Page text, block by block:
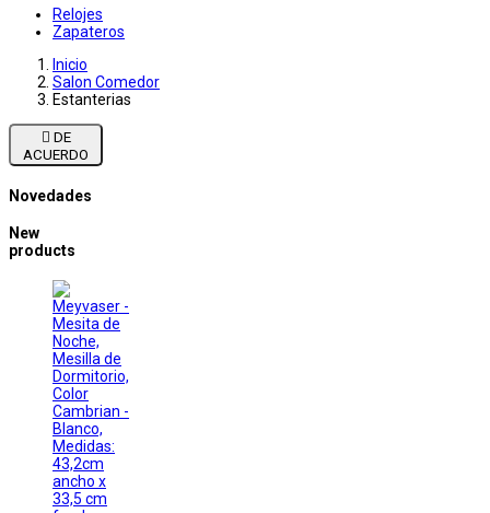
Relojes
Zapateros
Inicio
Salon Comedor
Estanterias

ACUERDO
Novedades
New
products